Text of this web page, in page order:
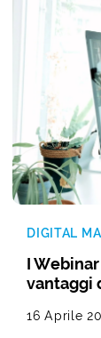
DIGITAL
I
vantaggi
16 Aprile